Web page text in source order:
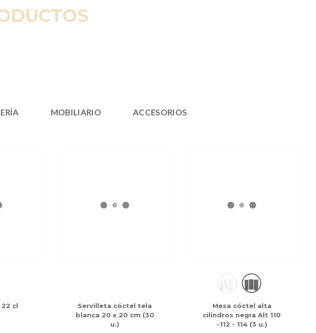
MOBILIARIO ACCESORIOS
cl
Servilleta cóctel tela
blanca 20 x 20 cm (30
u.)
Mesa cóctel alta
cilindros negra Alt 110
-112 - 114 (3 u.)